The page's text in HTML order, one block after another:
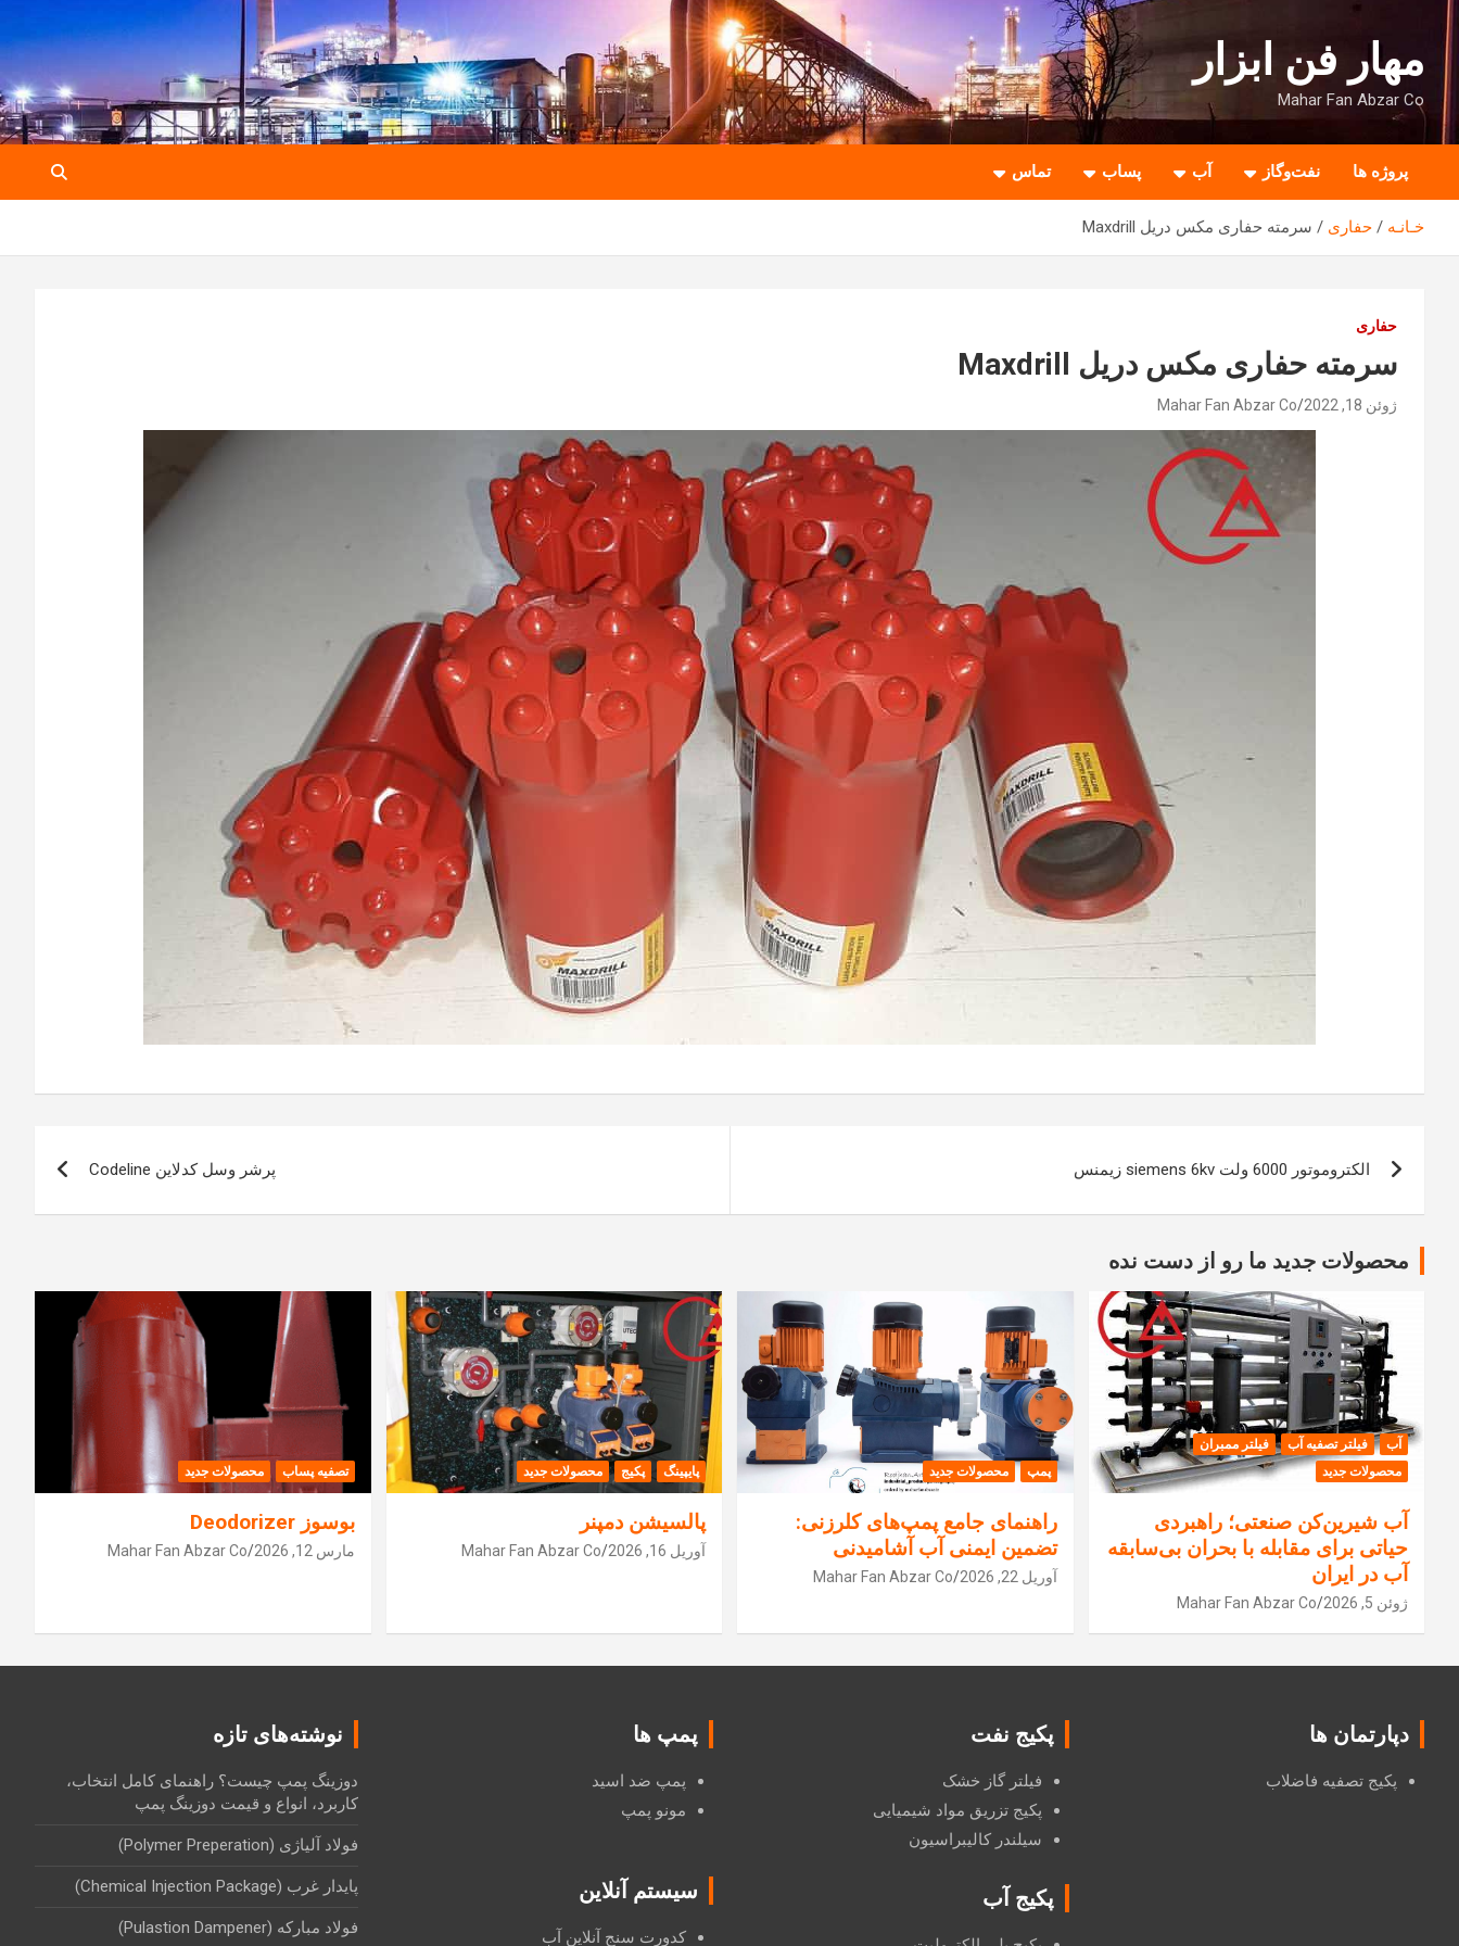
به
محتوا
بروید
مهار فن ابزار
Mahar Fan Abzar Co
پروژه ها نفت‌وگاز آب پساب تماس
خـانـه حفاری سرمته حفاری مکس دریل Maxdrill
حفاری
سرمته حفاری مکس دریل Maxdrill
ژوئن 18, 2022 Mahar Fan Abzar Co
نوشته
الکتروموتور 6000 ولت siemens 6kv زیمنس پرشر وسل کدلاین Codeline
محصولات جدید ما رو از دست نده
آب فیلتر تصفیه آب
فیلتر ممبران
محصولات جدید
آب شیرین‌کن صنعتی؛ راهبردی
حیاتی برای مقابله با بحران بی‌سابقه
آب در ایران
ژوئن 5, 2026 Mahar Fan Abzar Co
پمپ محصولات جدید
راهنمای جامع پمپ‌های کلرزنی:
تضمین ایمنی آب آشامیدنی
آوریل 22, 2026 Mahar Fan Abzar Co
پایپینگ پکیج محصولات جدید
پالسیشن دمپنر
آوریل 16, 2026 Mahar Fan Abzar Co
تصفیه پساب محصولات جدید
بوسوز Deodorizer
مارس 12, 2026 Mahar Fan Abzar Co
دپارتمان ها
پکیج تصفیه فاضلاب
پکیج نفت
فیلتر گاز خشک
پکیج تزریق مواد شیمیایی
سیلندر کالیبراسیون
پکیج آب
پمپ ها
پمپ ضد اسید
مونو پمپ
سیستم آنلاین
کدورت سنج آنلاین آب
نوشته‌های تازه
دوزینگ پمپ چیست؟ راهنمای کامل انتخاب،
کاربرد، انواع و قیمت دوزینگ پمپ
فولاد آلیاژی (Polymer Preperation)
پایدار غرب (Chemical Injection Package)
فولاد مبارکه (Pulastion Dampener)